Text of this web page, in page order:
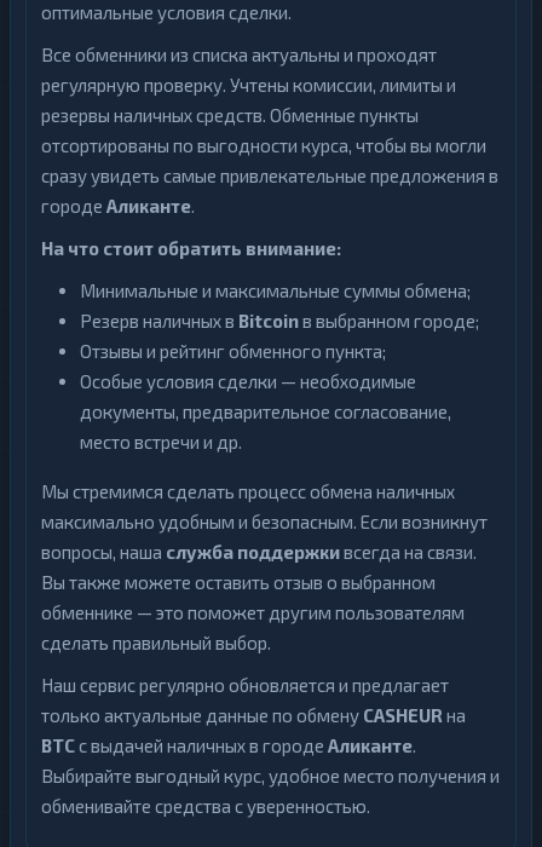
оптимальные условия сделки.
Все обменники из списка актуальны и проходят
регулярную проверку. Учтены комиссии, лимиты и
резервы наличных средств. Обменные пункты
отсортированы по выгодности курса, чтобы вы могли
сразу увидеть самые привлекательные предложения в
городе Аликанте.
На что стоит обратить внимание:
Минимальные и максимальные суммы обмена;
Резерв наличных в Bitcoinв выбранном городе;
Отзывы и рейтинг обменного пункта;
Особые условия сделки — необходимые
документы, предварительное согласование,
место встречи и др.
Мы стремимся сделать процесс обмена наличных
максимально удобным и безопасным. Если возникнут
вопросы, наша служба поддержкивсегда на связи.
Вы также можете оставить отзыв о выбранном
обменнике — это поможет другим пользователям
сделать правильный выбор.
Наш сервис регулярно обновляется и предлагает
только актуальные данные по обмену CASHEUR на
BTCс выдачей наличных в городе Аликанте.
Выбирайте выгодный курс, удобное место получения и
обменивайте средства с уверенностью.